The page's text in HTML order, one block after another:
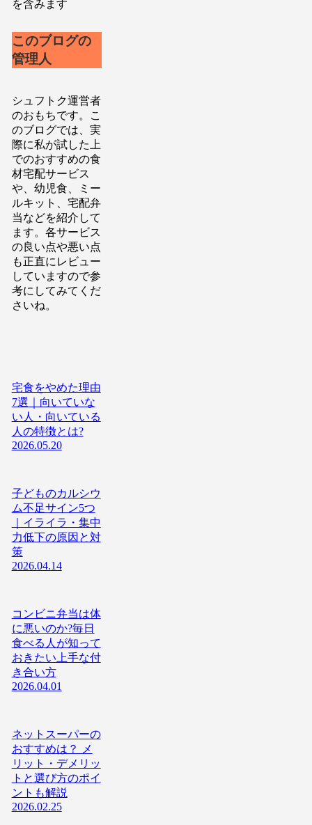
を含みます
このブログの
管理人
シュフトク運営者
のおもちです。こ
のブログでは、実
際に私が試した上
でのおすすめの食
材宅配サービス
や、幼児食、ミー
ルキット、宅配弁
当などを紹介して
ます。各サービス
の良い点や悪い点
も正直にレビュー
していますので参
考にしてみてくだ
さいね。
宅食をやめた理由
7選｜向いていな
い人・向いている
人の特徴とは?
2026.05.20
子どものカルシウ
ム不足サイン5つ
｜イライラ・集中
力低下の原因と対
策
2026.04.14
コンビニ弁当は体
に悪いのか?毎日
食べる人が知って
おきたい上手な付
き合い方
2026.04.01
ネットスーパーの
おすすめは？ メ
リット・デメリッ
トと選び方のポイ
ントも解説
2026.02.25